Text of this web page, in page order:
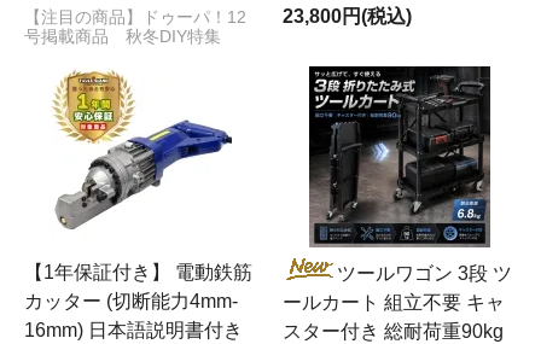
【注目の商品】ドゥーパ！12
号掲載商品 秋冬DIY特集
23,800円(税込)
【1年保証付き】 電動鉄筋
カッター (切断能力4mm-
16mm) 日本語説明書付き
ツールワゴン 3段 ツ
ールカート 組立不要 キャ
スター付き 総耐荷重90kg